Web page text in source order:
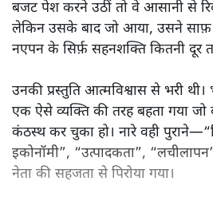
बजट पेश करने उठीं तो वे आसानी से
लेकिन उसके बाद जो आया, उसने साफ़
नएपन के सिर्फ़ सहनशक्ति कितनी दूर
उनकी प्रस्तुति आत्मविश्वास से भरी
एक ऐसे व्यक्ति की तरह बहता गया जो
कंठस्थ कर चुका हो। नारे वही
इकोनॉमी”, “उत्पादकता”,
नेता की सहजता से पिरोया गया।